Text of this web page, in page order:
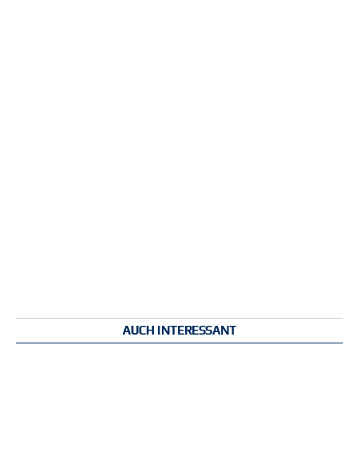
AUCH INTERESSANT